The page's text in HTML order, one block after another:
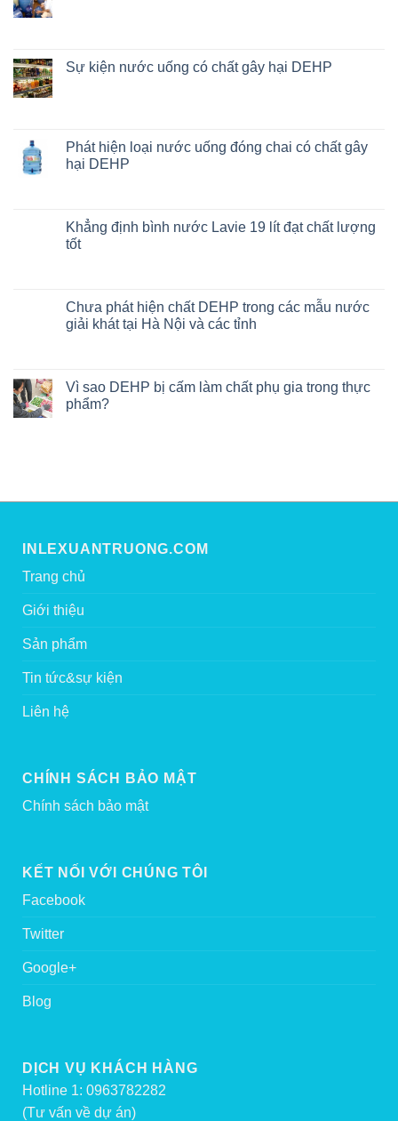
Sự kiện nước uống có chất gây hại DEHP
Phát hiện loại nước uống đóng chai có chất gây
hại DEHP
Khẳng định bình nước Lavie 19 lít đạt chất lượng
tốt
Chưa phát hiện chất DEHP trong các mẫu nước
giải khát tại Hà Nội và các tỉnh
Vì sao DEHP bị cấm làm chất phụ gia trong thực
phẩm?
INLEXUANTRUONG.COM
Trang chủ
Giới thiệu
Sản phẩm
Tin tức&sự kiện
Liên hệ
CHÍNH SÁCH BẢO MẬT
Chính sách bảo mật
KẾT NỐI VỚI CHÚNG TÔI
Facebook
Twitter
Google+
Blog
DỊCH VỤ KHÁCH HÀNG
Hotline 1: 0963782282
(Tư vấn về dự án)